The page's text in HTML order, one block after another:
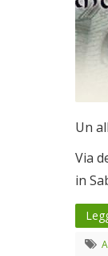
Un
Via
in